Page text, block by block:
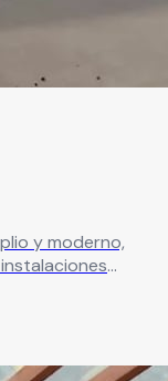
y moderno,
cada momento
en cada